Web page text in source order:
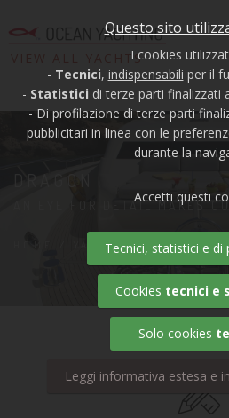
VIEW ALL YACHTS
AN EYE FOR DETAIL MAKES
YACHTS/ DRAGON
Questo sito
I cookies
- Tecnici, indispensabili per il
- Statistici di terze parti finalizzati
- Di profilazione di terze parti
pubblicitari in linea con le
durante la
Accetti questi
Tecnici, statistici e di
Cookies tecnici e
Solo cookies
Leggi informativa estesa e